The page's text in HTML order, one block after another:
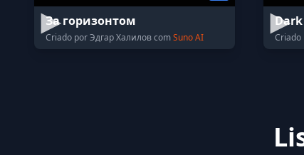
За горизонтом
Criado por Эдгар Халилов comSuno AI